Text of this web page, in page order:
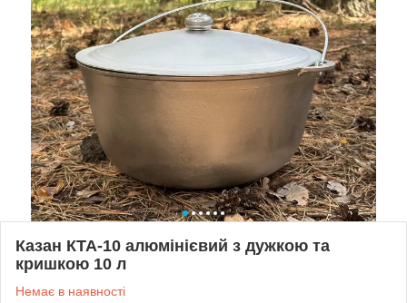
Казан КТА-10 алюмінієвий з дужкою та
кришкою 10 л
Немає в наявності